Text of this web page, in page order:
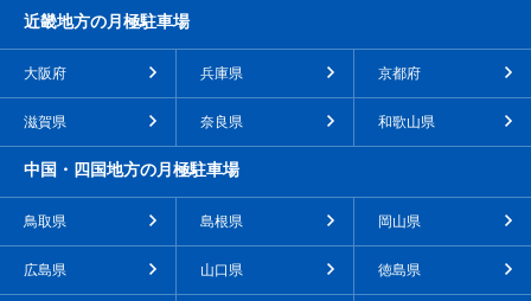
近畿地方の月極駐車場
大阪府 兵庫県 京都府
滋賀県 奈良県 和歌山県
中国・四国地方の月極駐車場
鳥取県 島根県 岡山県
広島県 山口県 徳島県